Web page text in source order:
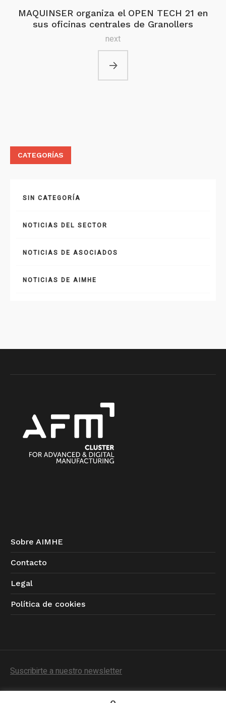
MAQUINSER organiza el OPEN TECH 21 en
sus oficinas centrales de Granollers
next
CATEGORÍAS
SIN CATEGORÍA
NOTICIAS DEL SECTOR
NOTICIAS DE ASOCIADOS
NOTICIAS DE AIMHE
Sobre AIMHE
Contacto
Legal
Política de cookies
Suscribirte a nuestro newsletter